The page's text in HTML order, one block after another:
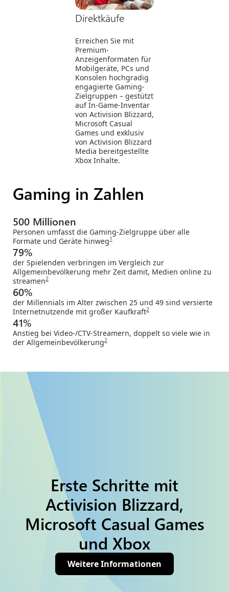
Direktkäufe
Erreichen Sie mit
Premium-
Anzeigenformaten für
Mobilgeräte, PCs und
Konsolen hochgradig
engagierte Gaming-
Zielgruppen – gestützt
auf In-Game-Inventar
von Activision Blizzard,
Microsoft Casual
Games und exklusiv
von Activision Blizzard
Media bereitgestellte
Xbox Inhalte.
Gaming in Zahlen
500 Millionen
Personen umfasst die Gaming-Zielgruppe über alle
Formate und Geräte hinweg1
79%
der Spielenden verbringen im Vergleich zur
Allgemeinbevölkerung mehr Zeit damit, Medien online zu
streamen2
60%
der Millennials im Alter zwischen 25 und 49 sind versierte
Internetnutzende mit großer Kaufkraft2
41%
Anstieg bei Video-/CTV-Streamern, doppelt so viele wie in
der Allgemeinbevölkerung2
Erste Schritte mit
Activision Blizzard,
Microsoft Casual Games
und Xbox
Weitere Informationen
(opens new window)